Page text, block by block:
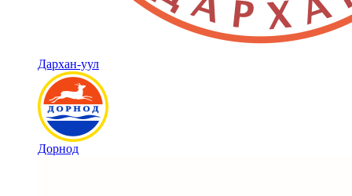
Дархан-уул
Дорнод